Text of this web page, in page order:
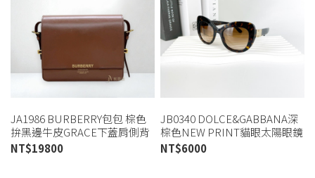
JA1986 BURBERRY包包 棕色
拚黑邊牛皮GRACE下蓋肩側背
包8012004 (桃園店)
NT$19800
JB0340 DOLCE&GABBANA深
棕色NEW PRINT貓眼太陽眼鏡
(喬萱桃園店)
NT$6000